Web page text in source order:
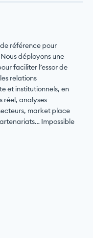
référence pour
déployons une
faciliter l’essor de
relations
et institutionnels, en
réel, analyses
market place
Impossible